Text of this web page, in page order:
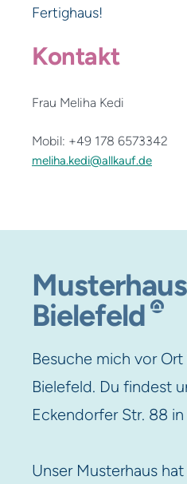
Fertighaus!
Kontakt
Frau Meliha Kedi
Mobil: +49 178 6573342
meliha.kedi@allkauf.de
Musterhaus
Bielefeld
Besuche mich vor
Bielefeld. Du findest
Eckendorfer Str. 88
Unser Musterhaus